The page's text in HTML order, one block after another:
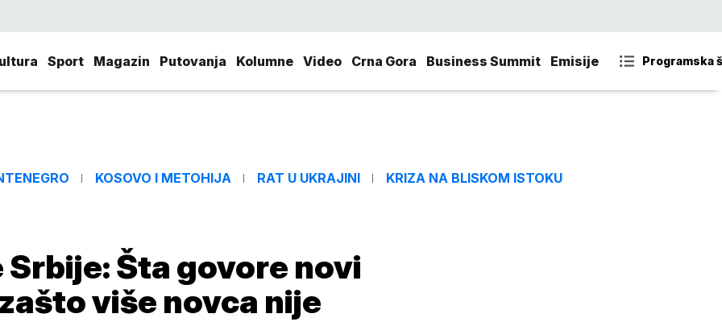
Sport Magazin Putovanja Kolumne Video Crna Gora Business Summit Emisije Programska
KOSOVO I METOHIJA RAT U UKRAJINI KRIZA NA BLISKOM ISTOKU
Šta govore novi
više novca nije